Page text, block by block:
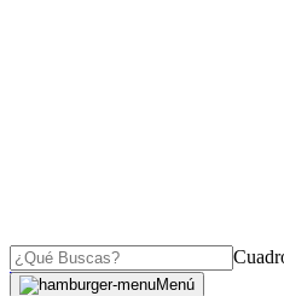
Menú
OJO